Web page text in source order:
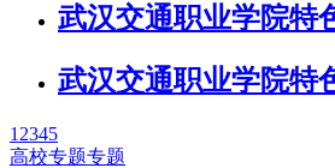
武汉交通职业学院特
武汉交通职业学院特
1 2345
高校专题专题